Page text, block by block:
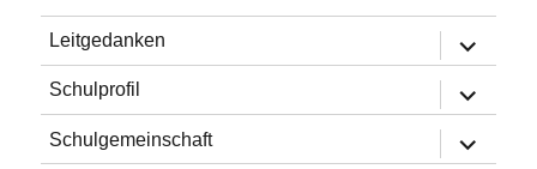
Leitgedanken
öffnen
Schulprofil
öffnen
Schulgemeinschaft
öffnen